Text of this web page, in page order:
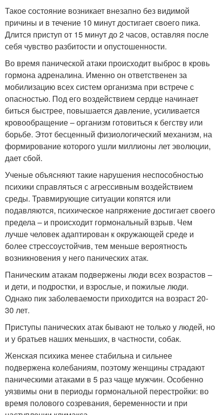
Такое состояние возникает внезапно без видимой
причины и в течение 10 минут достигает своего пика.
Длится приступ от 15 минут до 2 часов, оставляя после
себя чувство разбитости и опустошенности.
Во время панической атаки происходит выброс в кровь
гормона адреналина. Именно он ответственен за
мобилизацию всех систем организма при встрече с
опасностью. Под его воздействием сердце начинает
биться быстрее, повышается давление, усиливается
кровообращение – организм готовиться к бегству или
борьбе. Этот бесценный физиологический механизм, на
формирование которого ушли миллионы лет эволюции,
дает сбой.
Ученые объясняют такие нарушения неспособностью
психики справляться с агрессивным воздействием
среды. Травмирующие ситуации копятся или
подавляются, психическое напряжение достигает своего
предела – и происходит гормональный взрыв. Чем
лучше человек адаптирован к окружающей среде и
более стрессоустойчив, тем меньше вероятность
возникновения у него панических атак.
Паническим атакам подвержены люди всех возрастов –
и дети, и подростки, и взрослые, и пожилые люди.
Однако пик заболеваемости приходится на возраст 20-
30 лет.
Приступы панических атак бывают не только у людей, но
и у братьев наших меньших, в частности, собак.
Женская психика менее стабильна и сильнее
подвержена колебаниям, поэтому женщины страдают
паническими атаками в 5 раз чаще мужчин. Особенно
уязвимы они в периоды гормональной перестройки: во
время полового созревания, беременности и при